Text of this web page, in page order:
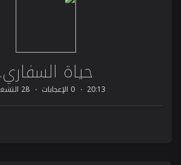
حياة السفاري.
20:13 0 الإعجابات 28 التشغيلات